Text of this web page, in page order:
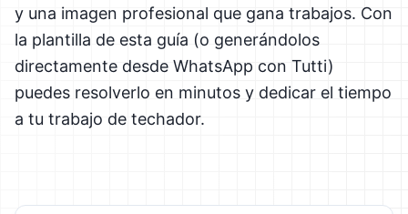
y una imagen profesional que gana trabajos. Con
la plantilla de esta guía (o generándolos
directamente desde WhatsApp con Tutti)
puedes resolverlo en minutos y dedicar el tiempo
a tu trabajo de techador.